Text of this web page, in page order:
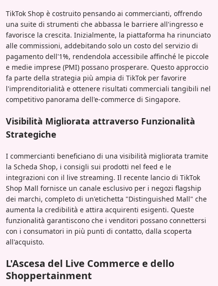
TikTok Shop è costruito pensando ai commercianti, offrendo
una suite di strumenti che abbassa le barriere all'ingresso e
favorisce la crescita. Inizialmente, la piattaforma ha rinunciato
alle commissioni, addebitando solo un costo del servizio di
pagamento dell'1%, rendendola accessibile affinché le piccole
e medie imprese (PMI) possano prosperare. Questo approccio
fa parte della strategia più ampia di TikTok per favorire
l'imprenditorialità e ottenere risultati commerciali tangibili nel
competitivo panorama dell'e-commerce di Singapore.
Visibilità Migliorata attraverso Funzionalità
Strategiche
I commercianti beneficiano di una visibilità migliorata tramite
la Scheda Shop, i consigli sui prodotti nel feed e le
integrazioni con il live streaming. Il recente lancio di TikTok
Shop Mall fornisce un canale esclusivo per i negozi flagship
dei marchi, completo di un'etichetta "Distinguished Mall" che
aumenta la credibilità e attira acquirenti esigenti. Queste
funzionalità garantiscono che i venditori possano connettersi
con i consumatori in più punti di contatto, dalla scoperta
all'acquisto.
L'Ascesa del Live Commerce e dello
Shoppertainment